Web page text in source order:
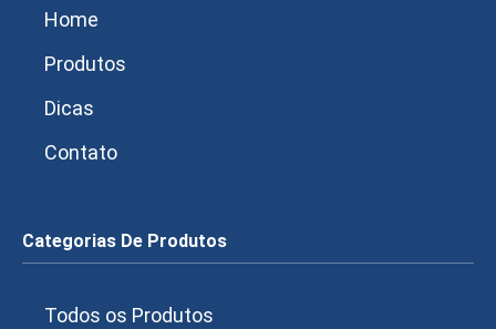
Home
Produtos
Dicas
Contato
Categorias De Produtos
Todos os Produtos